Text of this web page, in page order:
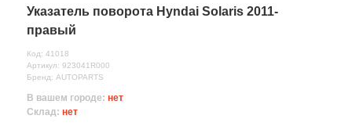
Указатель поворота Hyndai Solaris 2011-
правый
Код: 41018
Артикул: 923041R000
Бренд: AUTOPARTS
В вашем городе: нет
Склад: нет